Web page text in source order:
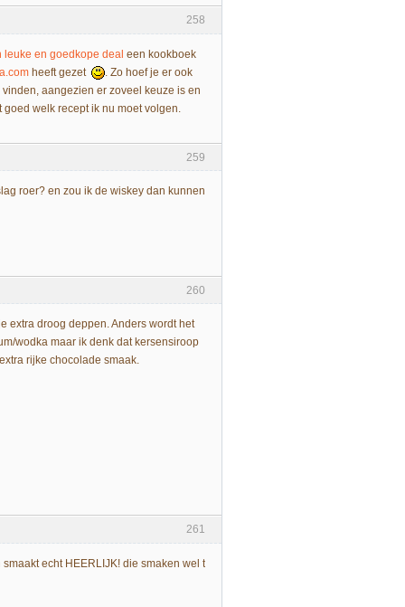
258
leuke en goedkope deal een kookboek
heeft gezet
. Zo hoef je er ook
aangezien er zoveel keuze is en
welk recept ik nu moet volgen.
259
roer? en zou ik de wiskey dan kunnen
260
extra droog deppen. Anders wordt het
wodka maar ik denk dat kersensiroop
rijke chocolade smaak.
261
echt HEERLIJK! die smaken wel t